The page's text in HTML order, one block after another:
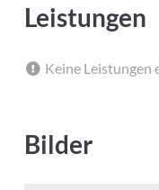
Leistungen
Keine Leistungen
Bilder